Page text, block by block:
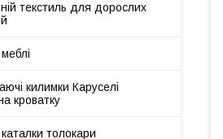
текстиль для дорослих
килимки Каруселі
кроватку
каталки толокари